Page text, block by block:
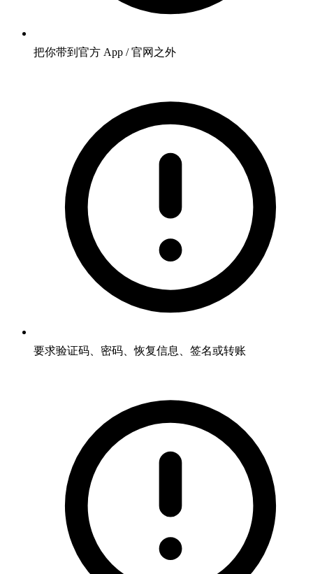
把你带到官方 App / 官网之外
要求验证码、密码、恢复信息、签名或转账